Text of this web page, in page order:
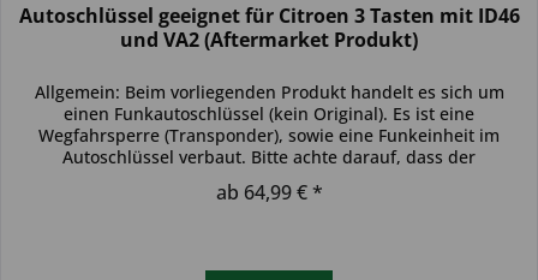
Autoschlüssel geeignet für Citroen 3 Tasten mit ID46
und VA2 (Aftermarket Produkt)
Allgemein: Beim vorliegenden Produkt handelt es sich um
einen Funkautoschlüssel (kein Original). Es ist eine
Wegfahrsperre (Transponder), sowie eine Funkeinheit im
Autoschlüssel verbaut. Bitte achte darauf, dass der
Autoschlüssel deinem...
ab 64,99 € *